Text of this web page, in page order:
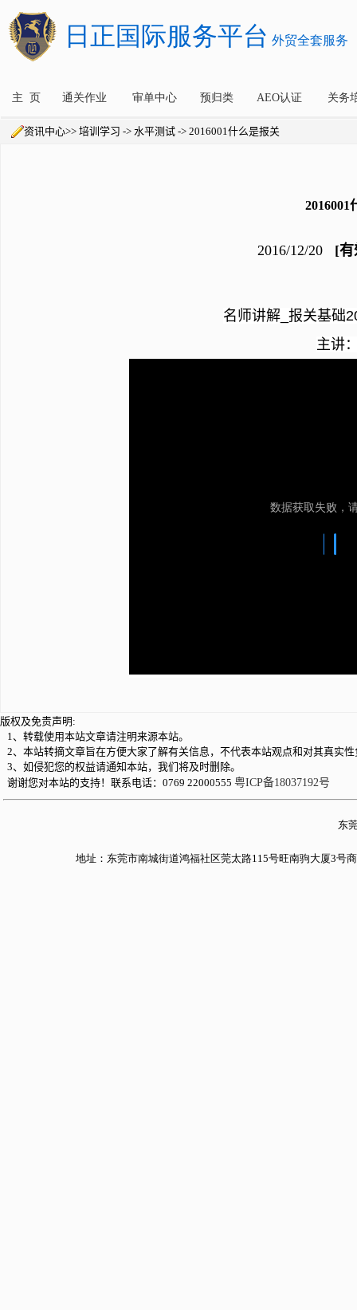
资讯中心>> 培训学习 -> 水平测试 -> 2016001什么是报关
2016001
2016/12/20 [
名师讲解_报关基础
主讲
版权及免责声明:
1、转载使用本站文章请注明来源本站。
2、本站转摘文章旨在方便大家了解有关信息，不代表本站观点和对其真实
3、如侵犯您的权益请通知本站，我们将及时删除。
谢谢您对本站的支持！联系电话：0769 22000555 粤ICP备18037192号